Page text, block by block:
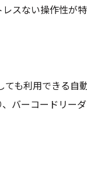
スない操作性が
ても利用できる自
バーコードリー